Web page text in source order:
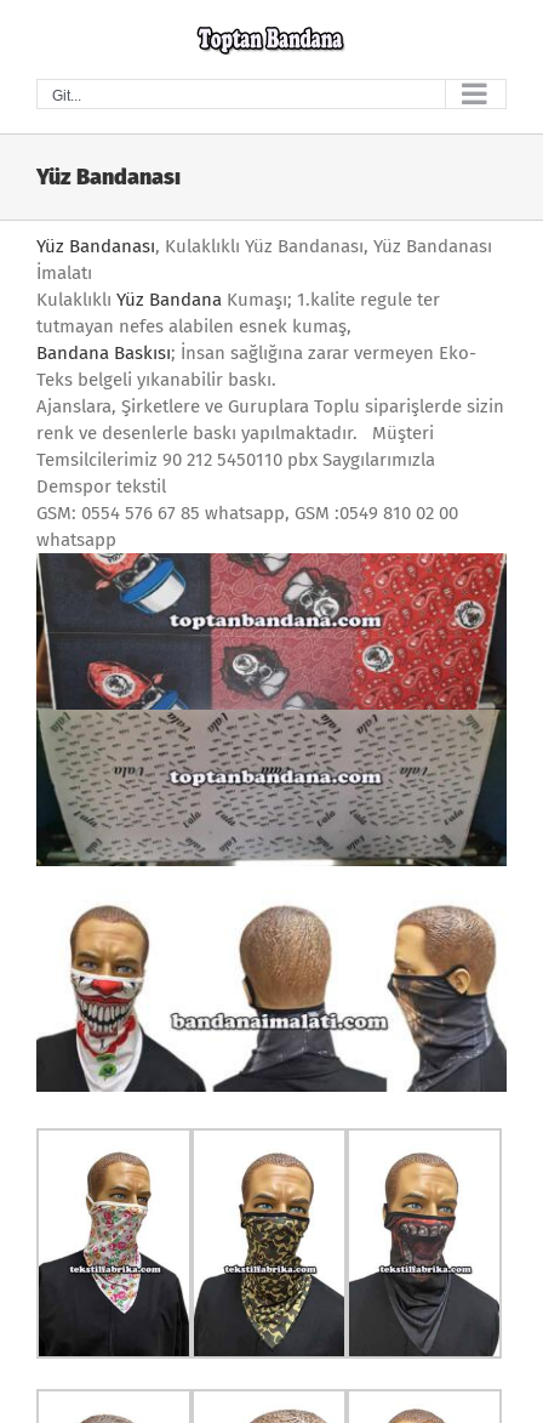
Git...
Yüz Bandanası
Yüz Bandanası, Kulaklıklı Yüz Bandanası, Yüz Bandanası
İmalatı
Kulaklıklı Yüz Bandana Kumaşı; 1.kalite regule ter
tutmayan nefes alabilen esnek kumaş,
Bandana Baskısı; İnsan sağlığına zarar vermeyen Eko-
Teks belgeli yıkanabilir baskı.
Ajanslara, Şirketlere ve Guruplara Toplu siparişlerde sizin
renk ve desenlerle baskı yapılmaktadır. Müşteri
Temsilcilerimiz 90 212 5450110 pbx Saygılarımızla
Demspor tekstil
GSM: 0554 576 67 85 whatsapp, GSM :0549 810 02 00
whatsapp